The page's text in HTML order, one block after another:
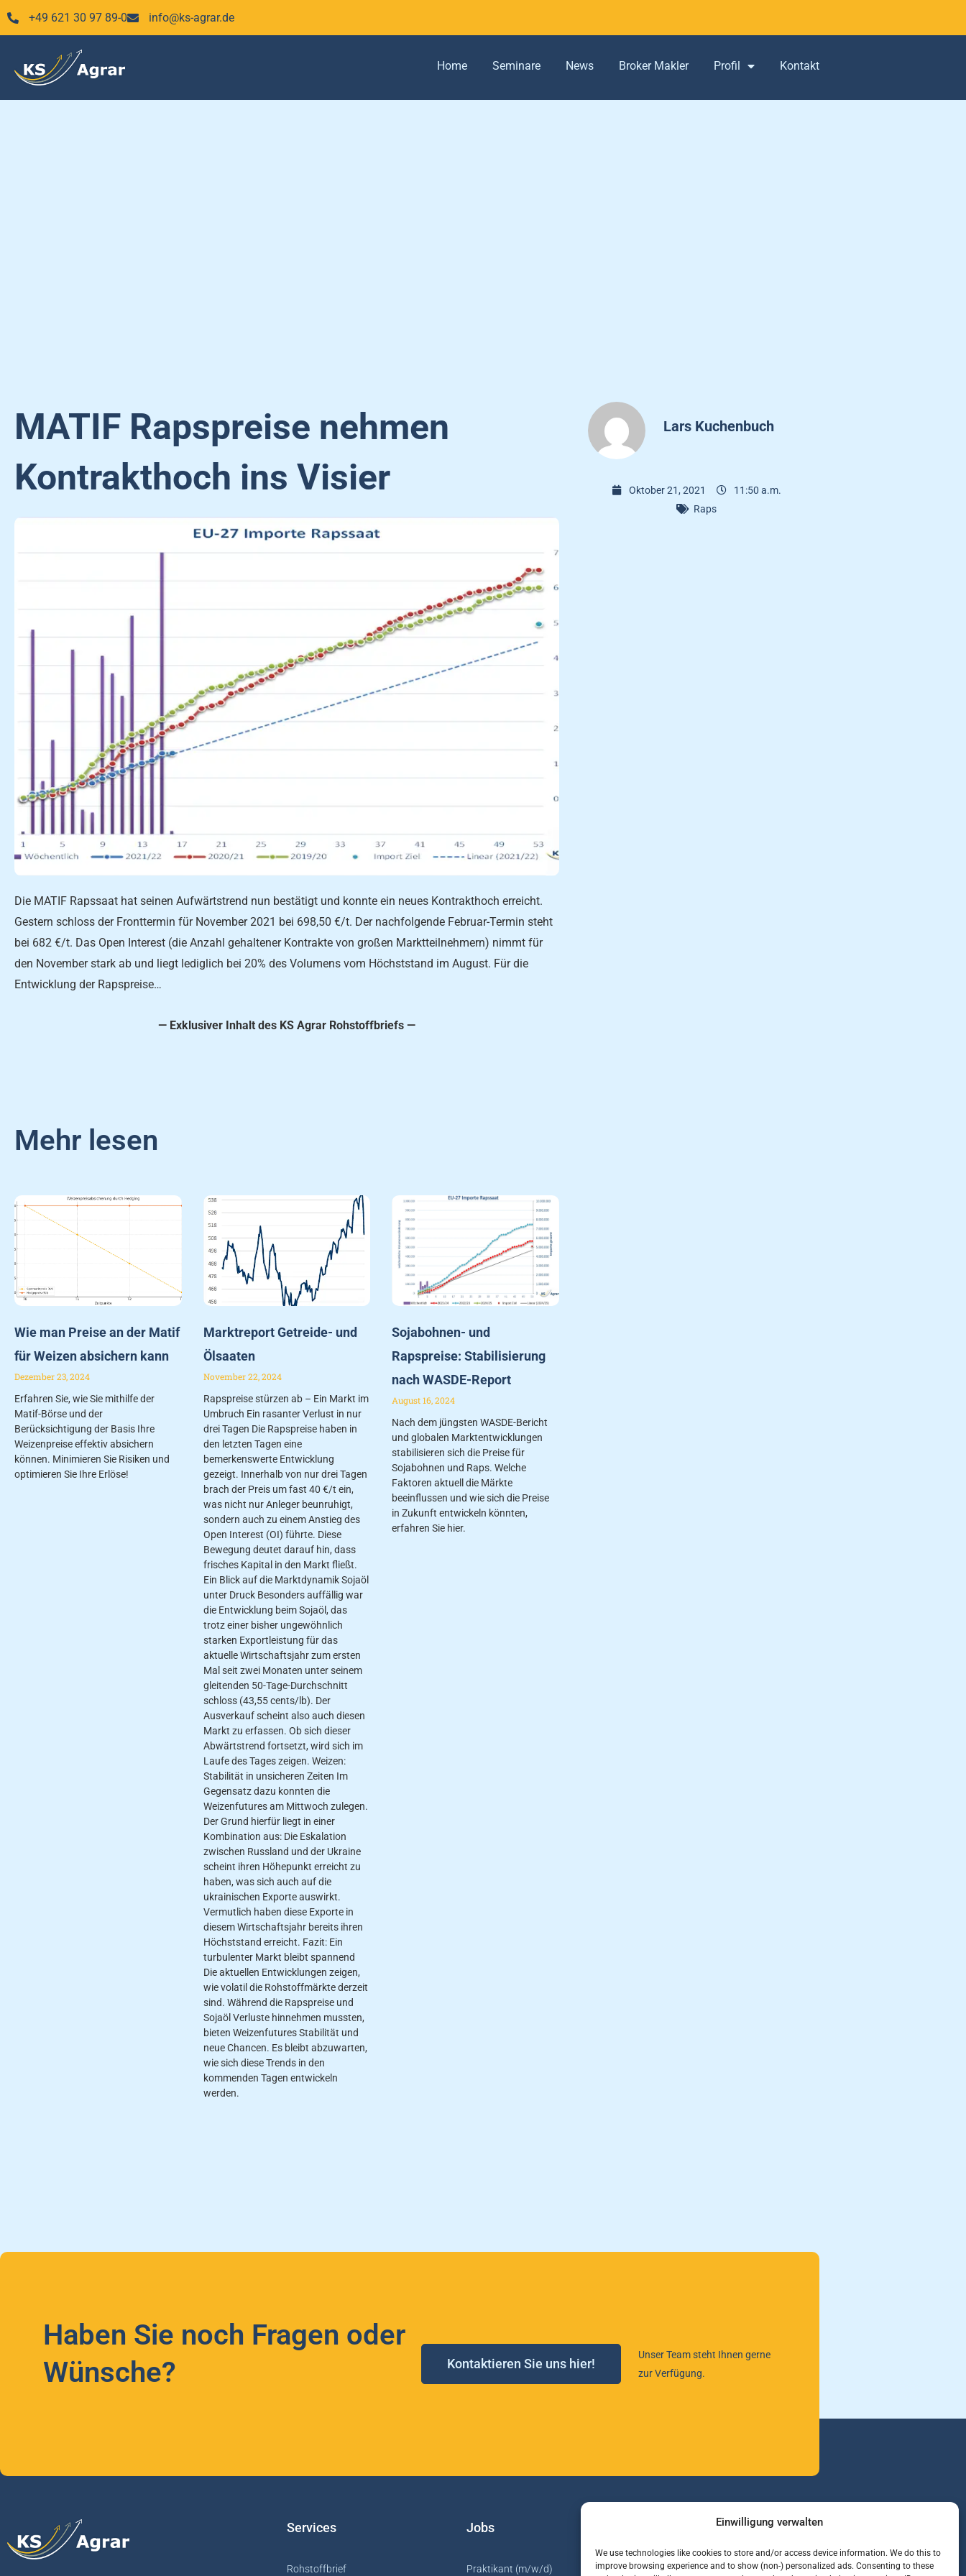
Einwilligung verwalten
We use technologies like cookies to store and/or access device information. We do this to
improve browsing experience and to show (non-) personalized ads. Consenting to these
Zum
Inhalt
+49 621 30 97 89-0 info@ks-agrar.de
Home Seminare News Broker Makler Profil Kontakt
MATIF Rapspreise nehmen
Kontrakthoch ins Visier
Die MATIF Rapssaat hat seinen Aufwärtstrend nun bestätigt und konnte ein neues Kontrakthoch erreicht.
Gestern schloss der Fronttermin für November 2021 bei 698,50 €/t. Der nachfolgende Februar-Termin steht
bei 682 €/t. Das Open Interest (die Anzahl gehaltener Kontrakte von großen Marktteilnehmern) nimmt für
den November stark ab und liegt lediglich bei 20% des Volumens vom Höchststand im August. Für die
Entwicklung der Rapspreise…
— Exklusiver Inhalt des KS Agrar Rohstoffbriefs —
Mehr lesen
Wie man Preise an der Matif
für Weizen absichern kann
Dezember 23, 2024
Erfahren Sie, wie Sie mithilfe der
Matif-Börse und der
Berücksichtigung der Basis Ihre
Weizenpreise effektiv absichern
können. Minimieren Sie Risiken und
optimieren Sie Ihre Erlöse!
Marktreport Getreide- und
Ölsaaten
November 22, 2024
Rapspreise stürzen ab – Ein Markt im
Umbruch Ein rasanter Verlust in nur
drei Tagen Die Rapspreise haben in
den letzten Tagen eine
bemerkenswerte Entwicklung
gezeigt. Innerhalb von nur drei Tagen
brach der Preis um fast 40 €/t ein,
was nicht nur Anleger beunruhigt,
sondern auch zu einem Anstieg des
Open Interest (OI) führte. Diese
Bewegung deutet darauf hin, dass
frisches Kapital in den Markt fließt.
Ein Blick auf die Marktdynamik Sojaöl
unter Druck Besonders auffällig war
die Entwicklung beim Sojaöl, das
trotz einer bisher ungewöhnlich
starken Exportleistung für das
aktuelle Wirtschaftsjahr zum ersten
Mal seit zwei Monaten unter seinem
gleitenden 50-Tage-Durchschnitt
schloss (43,55 cents/lb). Der
Ausverkauf scheint also auch diesen
Markt zu erfassen. Ob sich dieser
Abwärtstrend fortsetzt, wird sich im
Laufe des Tages zeigen. Weizen:
Stabilität in unsicheren Zeiten Im
Gegensatz dazu konnten die
Weizenfutures am Mittwoch zulegen.
Der Grund hierfür liegt in einer
Kombination aus: Die Eskalation
zwischen Russland und der Ukraine
scheint ihren Höhepunkt erreicht zu
haben, was sich auch auf die
ukrainischen Exporte auswirkt.
Vermutlich haben diese Exporte in
diesem Wirtschaftsjahr bereits ihren
Höchststand erreicht. Fazit: Ein
turbulenter Markt bleibt spannend
Die aktuellen Entwicklungen zeigen,
wie volatil die Rohstoffmärkte derzeit
sind. Während die Rapspreise und
Sojaöl Verluste hinnehmen mussten,
bieten Weizenfutures Stabilität und
neue Chancen. Es bleibt abzuwarten,
wie sich diese Trends in den
kommenden Tagen entwickeln
werden.
Sojabohnen- und
Rapspreise: Stabilisierung
nach WASDE-Report
August 16, 2024
Nach dem jüngsten WASDE-Bericht
und globalen Marktentwicklungen
stabilisieren sich die Preise für
Sojabohnen und Raps. Welche
Faktoren aktuell die Märkte
beeinflussen und wie sich die Preise
in Zukunft entwickeln könnten,
erfahren Sie hier.
Lars Kuchenbuch
Oktober 21, 2021
11:50 a.m.
Raps
Haben Sie noch Fragen oder
Wünsche?
Kontaktieren Sie uns hier!
Unser Team steht Ihnen gerne
zur Verfügung.
Services
Rohstoffbrief
Jobs
Praktikant (m/w/d)
Informationen
Warenterminbörsen